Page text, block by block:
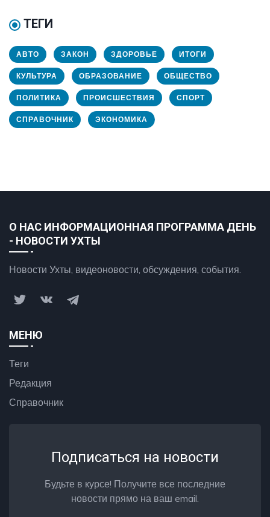
ТЕГИ
АВТО ЗАКОН ЗДОРОВЬЕ ИТОГИ
КУЛЬТУРА ОБРАЗОВАНИЕ ОБЩЕСТВО
ПОЛИТИКА ПРОИСШЕСТВИЯ СПОРТ
СПРАВОЧНИК ЭКОНОМИКА
О НАС ИНФОРМАЦИОННАЯ ПРОГРАММА ДЕНЬ
- НОВОСТИ УХТЫ
Новости Ухты, видеоновости, обсуждения, события.
МЕНЮ
Теги
Редакция
Справочник
Подписаться на новости
Будьте в курсе! Получите все последние
новости прямо на ваш email.